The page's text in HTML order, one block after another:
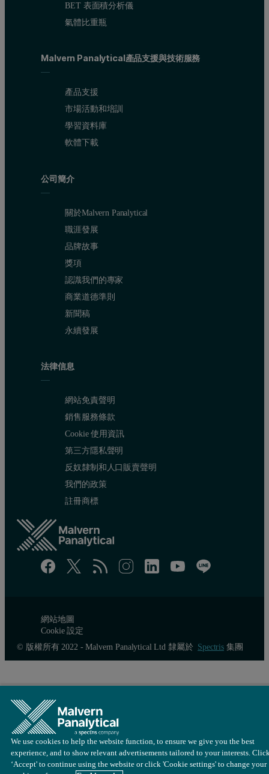
BET 表面積分析儀
氣體比重瓶
Malvern Panalytical產品支援與技術服務
產品支援
市場活動和培訓
學習資料庫
軟體下載
公司簡介
關於Malvern Panalytical
職涯發展
品牌故事
獎項
認識我們的專家
商業道德準則
新聞稿
永續發展
法律信息
網站免責聲明
銷售服務條款
Cookie 使用資訊
第三方隱私聲明
反奴隸制和人口販賣聲明
我們的政策
註冊商標
網站地圖
Cookie 設定
© 版權所有 2022 - Malvern Panalytical Ltd 隸屬於 Spectris集團
We use cookies to help the website function, to ensure we give you the best
experience, and to show relevant advertisements tailored to your interests.
‘Accept' to continue using the website or click 'Cookie settings' to change your